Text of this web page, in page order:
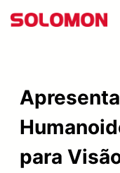
Saltar
conteúdo
para